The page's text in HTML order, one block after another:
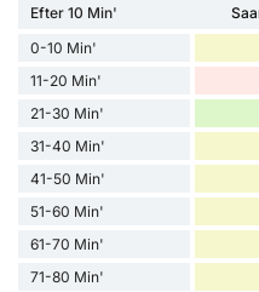
Efter 10 Min'
0-10 Min'
11-20 Min'
21-30 Min'
31-40 Min'
41-50 Min'
51-60 Min'
61-70 Min'
71-80 Min'